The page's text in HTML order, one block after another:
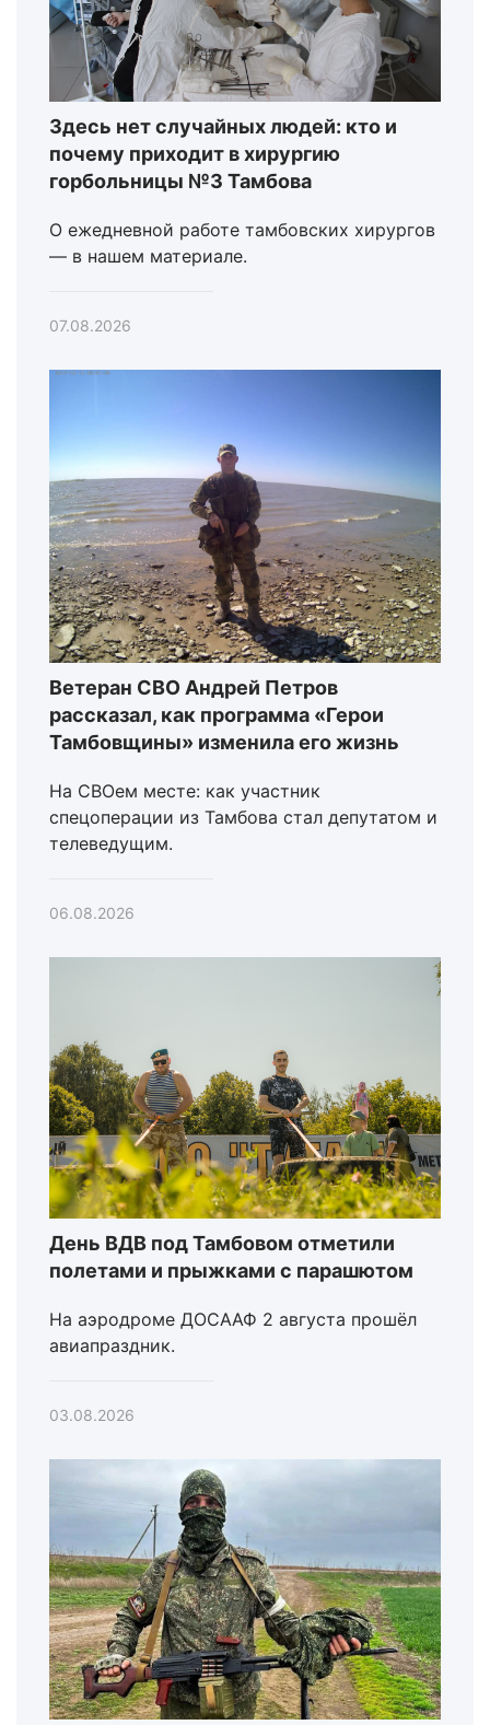
Здесь нет случайных людей: кто и
почему приходит в хирургию
горбольницы №3 Тамбова
О ежедневной работе тамбовских хирургов
— в нашем материале.
07.08.2026
Ветеран СВО Андрей Петров
рассказал, как программа «Герои
Тамбовщины» изменила его жизнь
На СВОем месте: как участник
спецоперации из Тамбова стал депутатом и
телеведущим.
06.08.2026
День ВДВ под Тамбовом отметили
полетами и прыжками с парашютом
На аэродроме ДОСААФ 2 августа прошёл
авиапраздник.
03.08.2026